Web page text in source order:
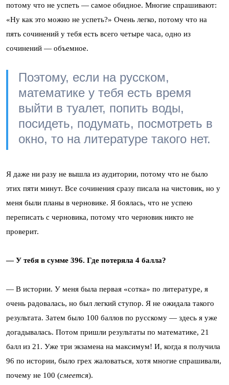
потому что не успеть — самое обидное. Многие спрашивают:
«Ну как это можно не успеть?» Очень легко, потому что на
пять сочинений у тебя есть всего четыре часа, одно из
сочинений — объемное.
Поэтому, если на русском,
математике у тебя есть время
выйти в туалет, попить воды,
посидеть, подумать, посмотреть в
окно, то на литературе такого нет.
Я даже ни разу не вышла из аудитории, потому что не было
этих пяти минут. Все сочинения сразу писала на чистовик, но у
меня были планы в черновике. Я боялась, что не успею
переписать с черновика, потому что черновик никто не
проверит.
— У тебя в сумме 396. Где потеряла 4 балла?
— В истории. У меня была первая «сотка» по литературе, я
очень радовалась, но был легкий ступор. Я не ожидала такого
результата. Затем было 100 баллов по русскому — здесь я уже
догадывалась. Потом пришли результаты по математике, 21
балл из 21. Уже три экзамена на максимум! И, когда я получила
96 по истории, было грех жаловаться, хотя многие спрашивали,
почему не 100 (смеется).